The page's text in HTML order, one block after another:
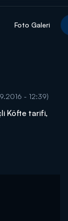
Foto Galeri
- 12:39)
Köfte tarifi,